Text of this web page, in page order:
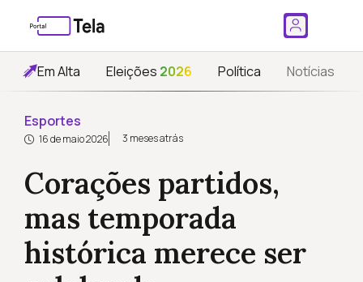
Em Alta Eleições 2026 Política Notícias
Esportes
16 de maio 2026 3 meses atrás
Corações partidos,
mas temporada
histórica merece ser